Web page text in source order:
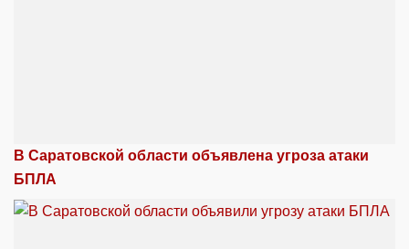
В Саратовской области объявлена угроза атаки
БПЛА